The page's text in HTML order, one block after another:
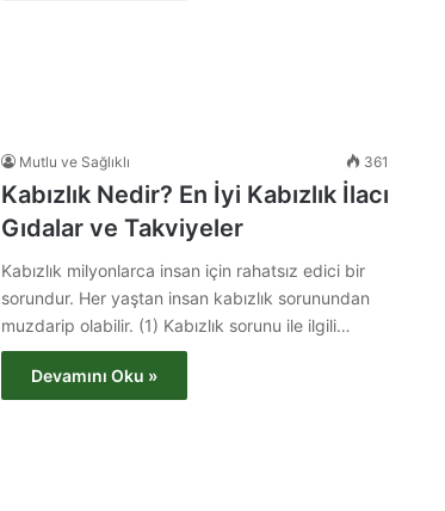
Mutlu ve Sağlıklı 361
Kabızlık Nedir? En İyi Kabızlık İlacı
Gıdalar ve Takviyeler
Kabızlık milyonlarca insan için rahatsız edici bir
sorundur. Her yaştan insan kabızlık sorunundan
muzdarip olabilir. (1) Kabızlık sorunu ile ilgili…
Devamını Oku »